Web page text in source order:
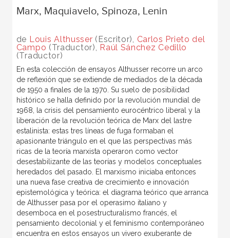
Marx, Maquiavelo, Spinoza, Lenin
de Louis Althusser (Escritor), Carlos Prieto del
Campo (Traductor), Raúl Sánchez Cedillo
(Traductor)
En esta colección de ensayos Althusser recorre un arco
de reflexión que se extiende de mediados de la década
de 1950 a finales de la 1970. Su suelo de posibilidad
histórico se halla definido por la revolución mundial de
1968, la crisis del pensamiento eurocéntrico liberal y la
liberación de la revolución teórica de Marx del lastre
estalinista: estas tres líneas de fuga formaban el
apasionante triángulo en el que las perspectivas más
ricas de la teoría marxista operaron como vector
desestabilizante de las teorías y modelos conceptuales
heredados del pasado. El marxismo iniciaba entonces
una nueva fase creativa de crecimiento e innovación
epistemológica y teórica: el diagrama teórico que arranca
de Althusser pasa por el operasimo italiano y
desemboca en el posestructuralismo francés, el
pensamiento decolonial y el feminismo contemporáneo
encuentra en estos ensayos un vivero exuberante de